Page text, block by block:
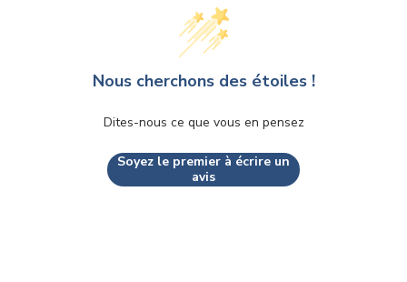
Nous cherchons des étoiles !
Dites-nous ce que vous en pensez
Soyez le premier à écrire un
avis